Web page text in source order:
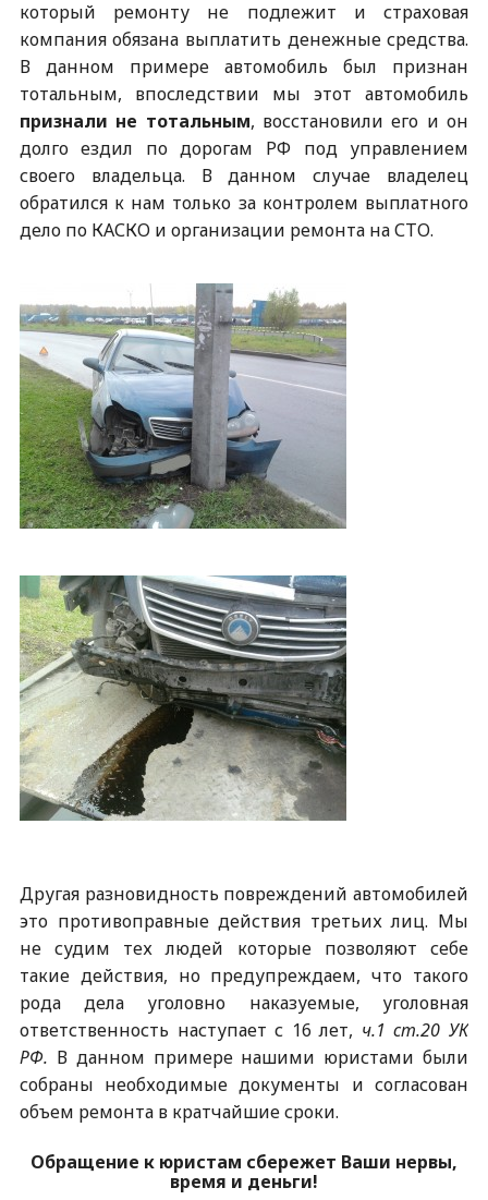
который ремонту не подлежит и страховая
компания обязана выплатить денежные средства.
В данном примере автомобиль был признан
тотальным, впоследствии мы этот автомобиль
признали не тотальным, восстановили его и он
долго ездил по дорогам РФ под управлением
своего владельца. В данном случае владелец
обратился к нам только за контролем выплатного
дело по КАСКО и организации ремонта на СТО.
Другая разновидность повреждений автомобилей
это противоправные действия третьих лиц. Мы
не судим тех людей которые позволяют себе
такие действия, но предупреждаем, что такого
рода дела уголовно наказуемые, уголовная
ответственность наступает с 16 лет, ч.1 ст.20 УК
РФ. В данном примере нашими юристами были
собраны необходимые документы и согласован
объем ремонта в кратчайшие сроки.
Обращение к юристам сбережет Ваши нервы,
время и деньги!